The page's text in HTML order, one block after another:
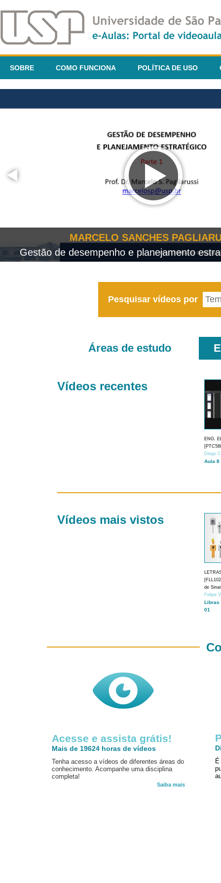
SOBRE COMO FUNCIONA POLÍTICA DE USO
MARCELO SANCHES
Gestão de desempenho e planejamento
Pesquisar vídeos por
Áreas de estudo
Vídeos recentes
ENG.
Diego
Aula 8
Vídeos mais vistos
de
Felipe
Libras
01
Acesse e assista grátis!
Mais de 19624 horas de vídeos
Tenha acesso a vídeos de diferentes áreas do
conhecimento. Acompanhe uma disciplina
completa!
Saiba mais